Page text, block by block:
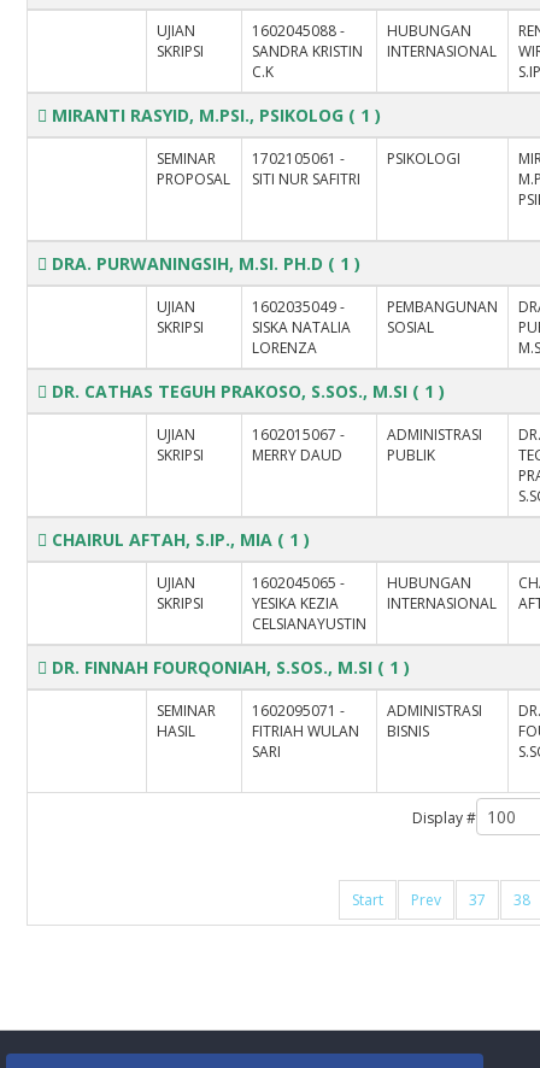
Display #
Start Prev 37 38
UJIAN
SKRIPSI
1602045088 -
SANDRA KRISTIN
C.K
HUBUNGAN
INTERNASIONAL
MIRANTI RASYID, M.PSI., PSIKOLOG ( 1 )
SEMINAR
PROPOSAL
1702105061 -
SITI NUR SAFITRI
PSIKOLOGI
DRA. PURWANINGSIH, M.SI. PH.D ( 1 )
UJIAN
SKRIPSI
1602035049 -
SISKA NATALIA
LORENZA
PEMBANGUNAN
SOSIAL
DR. CATHAS TEGUH PRAKOSO, S.SOS., M.SI ( 1 )
UJIAN
SKRIPSI
1602015067 -
MERRY DAUD
ADMINISTRASI
PUBLIK
CHAIRUL AFTAH, S.IP., MIA ( 1 )
UJIAN
SKRIPSI
1602045065 -
YESIKA KEZIA
CELSIANAYUSTIN
HUBUNGAN
INTERNASIONAL
DR. FINNAH FOURQONIAH, S.SOS., M.SI ( 1 )
SEMINAR
HASIL
1602095071 -
FITRIAH WULAN
SARI
ADMINISTRASI
BISNIS